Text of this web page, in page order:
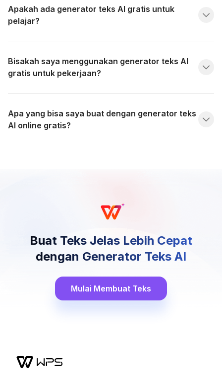
Apakah ada generator teks AI gratis untuk
pelajar?
Bisakah saya menggunakan generator teks AI
gratis untuk pekerjaan?
Apa yang bisa saya buat dengan generator teks
AI online gratis?
Buat Teks Jelas Lebih Cepat
dengan Generator Teks AI
Mulai Membuat Teks